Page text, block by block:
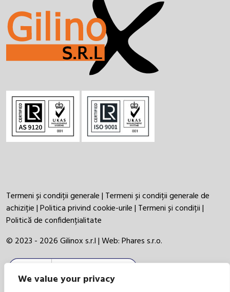
We value your privacy
Termeni și condiții generale| Termeni și condiții generale de
achiziție|Politica privind cookie-urile| Termeni și condiții|
Politică de confidențialitate
© 2023 - 2026 Gilinox s.r.l | Web:Phares s.r.o.